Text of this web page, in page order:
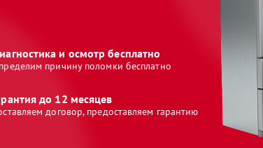
и осмотр бесплатно
причину поломки бесплатно
до 12 месяцев
договор, предоставляем гарантию